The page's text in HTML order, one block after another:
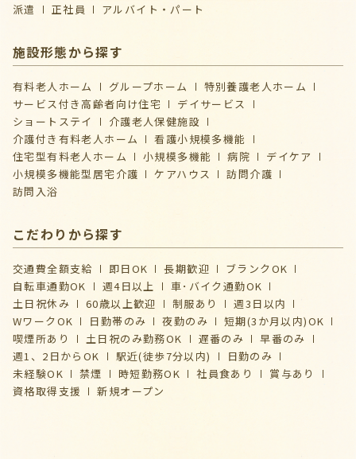
派遣 正社員 アルバイト・パート
施設形態から探す
有料老人ホーム グループホーム
特別養護老人ホーム
サービス付き高齢者向け住宅
デイサービス
ショートステイ
介護⽼⼈保健施設
介護付き有料老人ホーム
看護小規模多機能
住宅型有料老人ホーム
小規模多機能 病院
デイケア
⼩規模多機能型居宅介護
ケアハウス
訪問介護
訪問入浴
こだわりから探す
交通費全額支給 即日OK 長期歓迎
ブランクOK
自転車通勤OK
週4日以上
車･バイク通勤OK
土日祝休み
60歳以上歓迎 制服あり
週3日以内
WワークOK
日勤帯のみ 夜勤のみ
短期(3か月以内)OK
喫煙所あり
土日祝のみ勤務OK 遅番のみ
早番のみ
週1、2日からOK
駅近(徒歩7分以内)
日勤のみ
未経験OK
禁煙 時短勤務OK 社員食あり
賞与あり
資格取得支援
新規オープン